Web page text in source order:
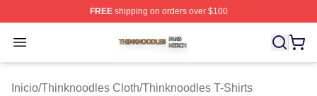
FREEshipping on orders over $100
Open menu
Thinknoodles Shop ⚡️ Officially Licensed
Inicio/Thinknoodles Cloth/Thinknoodles T-Shirts